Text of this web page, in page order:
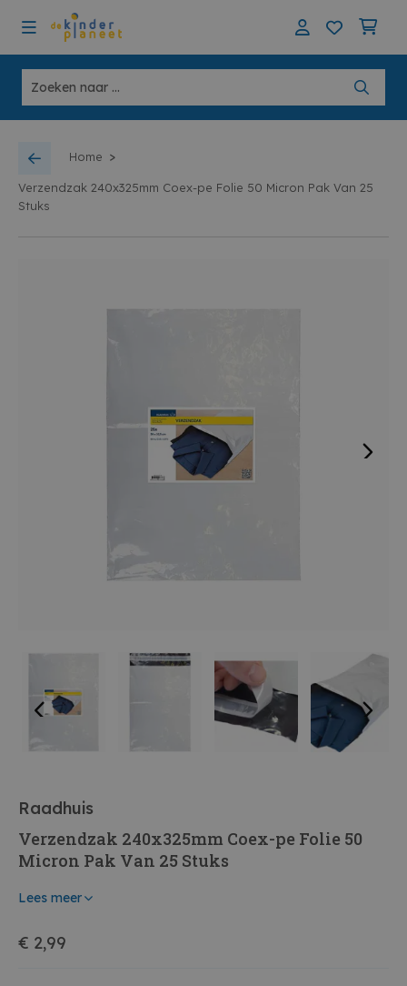
Home >
Verzendzak 240x325mm Coex-pe Folie 50 Micron Pak Van 25
Stuks
Raadhuis
Verzendzak 240x325mm Coex-pe Folie 50
Micron Pak Van 25 Stuks
Lees meer
€ 2,99